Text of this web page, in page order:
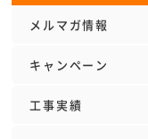
メルマガ情報
キャンペーン
工事実績